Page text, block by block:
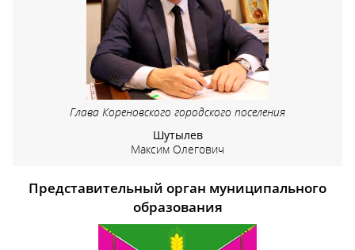
Глава Кореновского городского поселения
Шутылев
Максим Олегович
Представительный орган муниципального
образования